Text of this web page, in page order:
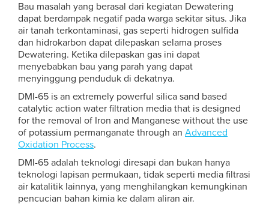
Bau masalah yang berasal dari kegiatan Dewatering
dapat berdampak negatif pada warga sekitar situs. Jika
air tanah terkontaminasi, gas seperti hidrogen sulfida
dan hidrokarbon dapat dilepaskan selama proses
Dewatering. Ketika dilepaskan gas ini dapat
menyebabkan bau yang parah yang dapat
menyinggung penduduk di dekatnya.
DMI-65 is an extremely powerful silica sand based
catalytic action water filtration media that is designed
for the removal of Iron and Manganese without the use
of potassium permanganate through an Advanced
Oxidation Process.
DMI-65 adalah teknologi diresapi dan bukan hanya
teknologi lapisan permukaan, tidak seperti media filtrasi
air katalitik lainnya, yang menghilangkan kemungkinan
pencucian bahan kimia ke dalam aliran air.